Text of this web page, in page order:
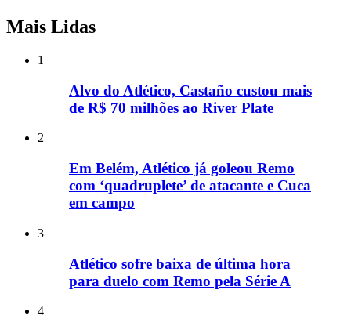
Mais Lidas
1
Alvo do Atlético, Castaño custou mais
de R$ 70 milhões ao River Plate
2
Em Belém, Atlético já goleou Remo
com ‘quadruplete’ de atacante e Cuca
em campo
3
Atlético sofre baixa de última hora
para duelo com Remo pela Série A
4